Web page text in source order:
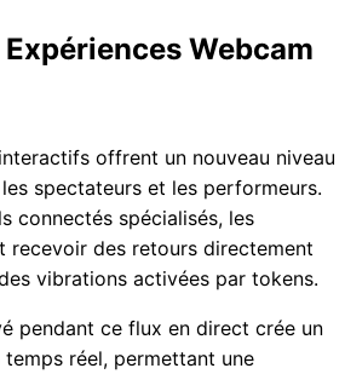
Webcam
offrent un nouveau niveau
spectateurs et les performeurs.
connectés spécialisés, les
recevoir des retours directement
vibrations activées par tokens.
pendant ce flux en direct crée un
réel, permettant une